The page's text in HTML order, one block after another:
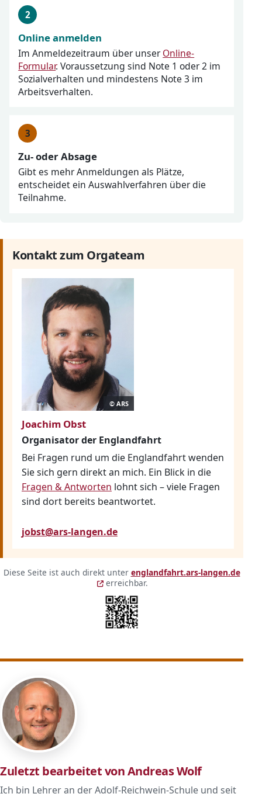
Online anmelden
Im Anmeldezeitraum über unserOnline-
Formular. Voraussetzung sind Note 1 oder 2 im
Sozialverhalten und mindestens Note 3 im
Arbeitsverhalten.
Zu- oder Absage
Gibt es mehr Anmeldungen als Plätze,
entscheidet ein Auswahlverfahren über die
Teilnahme.
Kontakt zum Orgateam
© ARS
Joachim Obst
Organisator der Englandfahrt
Bei Fragen rund um die Englandfahrt wenden
Sie sich gern direkt an mich. Ein Blick in die
Fragen & Antworten lohnt sich – viele Fragen
sind dort bereits beantwortet.
jobst@ars-langen.de
Kurzlink und QR-Code
Diese Seite ist auch direkt unter englandfahrt.ars-langen.de
(öffnet in neuem Fenster)
(öffnet in neuem Fenster)
erreichbar.
Zuletzt bearbeitet von Andreas Wolf
Ich bin Lehrer an der Adolf-Reichwein-Schule und seit